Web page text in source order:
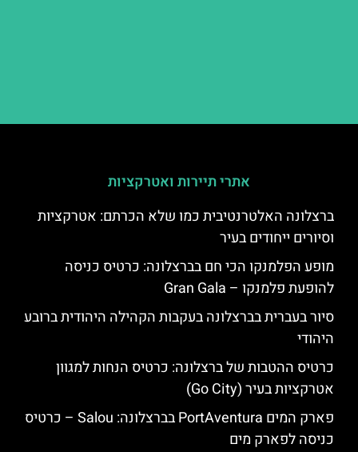
אתרי תיירות ואטרקציות
ברצלונה האלטרנטיבית כמו שלא הכרתם: אטרקציות
וסיורים ייחודים בעיר
מופע הפלמנקו הכי חם בברצלונה: כרטיס כניסה
להופעת פלמנקו – Gran Gala
סיור בעברית בברצלונה בעקבות הקהילה היהודית ברובע
היהודי
כרטיס ההטבות של ברצלונה: כרטיס הנחות למגוון
אטרקציות בעיר (Go City)
פארק המים PortAventura בברצלונה: Salou – כרטיס
כניסה לפארק מים